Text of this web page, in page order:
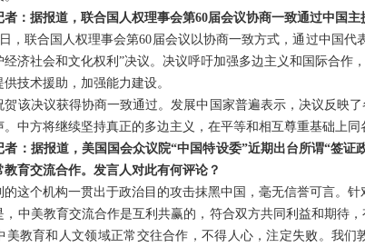
者：据报道，联合国人权理事会第60届会议协商一致通过中国
，联合国人权理事会第60届会议以协商一致方式，通过中国
济社会和文化权利”决议。决议呼吁加强多边主义和国际合作
技术援助，加强能力建设。
贺该决议获得协商一致通过。发展中国家普遍表示，决议反映
中方将继续坚持真正的多边主义，在平等和相互尊重基础上同
者：据报道，美国国会众议院“中国特设委”近期出台所谓“签
育交流合作。发言人对此有何评论？
这个机构一贯出于政治目的攻击抹黑中国，毫无信誉可言。针
，中美教育交流合作是互利共赢的，符合双方共同利益和期待
美教育和人文领域正常交往合作，不得人心，注定失败。我